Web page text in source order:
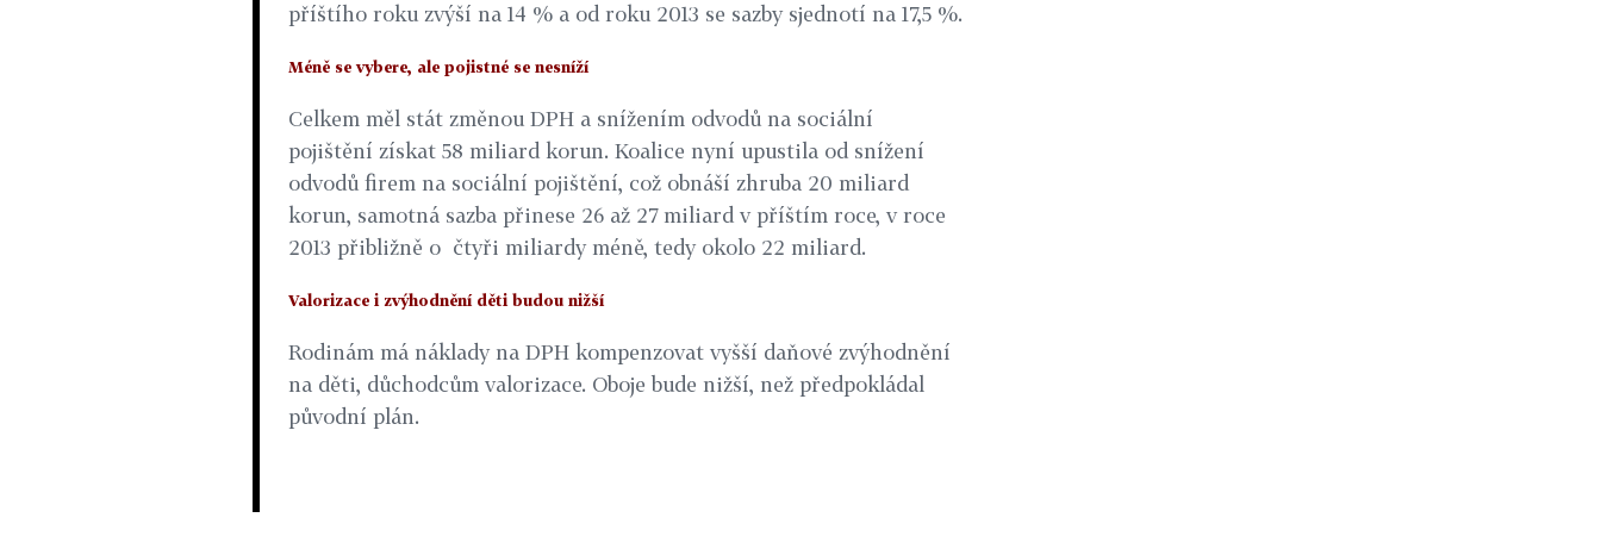
příštího roku zvýší na 14 % a od roku 2013 se sazby sjednotí na 17,5 %.
Méně se vybere, ale pojistné se nesníží
Celkem měl stát změnou DPH a snížením odvodů na sociální
pojištění získat 58 miliard korun. Koalice nyní upustila od snížení
odvodů firem na sociální pojištění, což obnáší zhruba 20 miliard
korun, samotná sazba přinese 26 až 27 miliard v příštím roce, v roce
2013 přibližně o čtyři miliardy méně, tedy okolo 22 miliard.
Valorizace i zvýhodnění děti budou nižší
Rodinám má náklady na DPH kompenzovat vyšší daňové zvýhodnění
na děti, důchodcům valorizace. Oboje bude nižší, než předpokládal
původní plán.